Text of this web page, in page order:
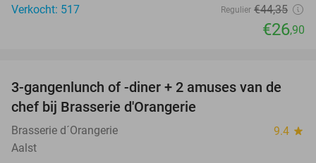
Verkocht: 517
Regulier €44,35
€26,90
48%
3-gangenlunch of -diner + 2 amuses van de
chef bij Brasserie d'Orangerie
Brasserie d´Orangerie 9.4 star
Aalst